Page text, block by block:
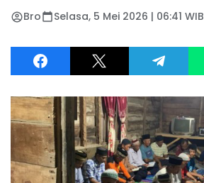
Bro Selasa, 5 Mei 2026 | 06:41 WIB